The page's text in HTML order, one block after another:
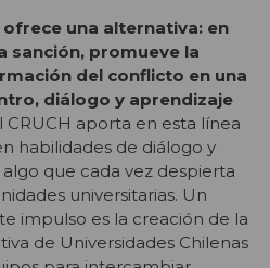
una alternativa: en
sanción, promueve la
del conflicto en una
diálogo y aprendizaje
CRUCH aporta en esta línea
habilidades de diálogo y
que cada vez despierta
universitarias. Un
impulso es la creación de la
de Universidades Chilenas